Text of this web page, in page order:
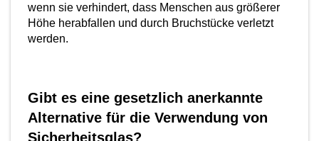
wenn sie verhindert, dass Menschen aus größerer
Höhe herabfallen und durch Bruchstücke verletzt
werden.
Gibt es eine gesetzlich anerkannte
Alternative für die Verwendung von
Sicherheitsglas?